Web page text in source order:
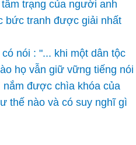
trạng của người anh
bức tranh được giải nhất
nói : "... khi một dân tộc
họ vẫn giữ vững tiếng nói
được chìa khóa của
thế nào và có suy nghĩ gì